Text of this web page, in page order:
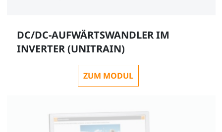
DC/DC-AUFWÄRTSWANDLER IM
INVERTER (UNITRAIN)
ZUM MODUL